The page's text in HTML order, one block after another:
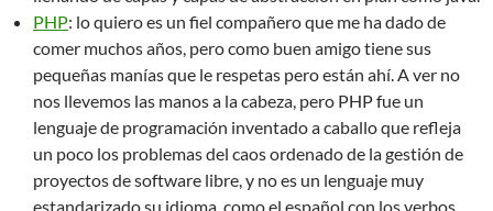
PHP: lo quiero es un fiel compañero que me ha dado de
comer muchos años, pero como buen amigo tiene sus
pequeñas manías que le respetas pero están ahí. A ver no
nos llevemos las manos a la cabeza, pero PHP fue un
lenguaje de programación inventado a caballo que refleja
un poco los problemas del caos ordenado de la gestión de
proyectos de software libre, y no es un lenguaje muy
estandarizado su idioma, como el español con los verbos